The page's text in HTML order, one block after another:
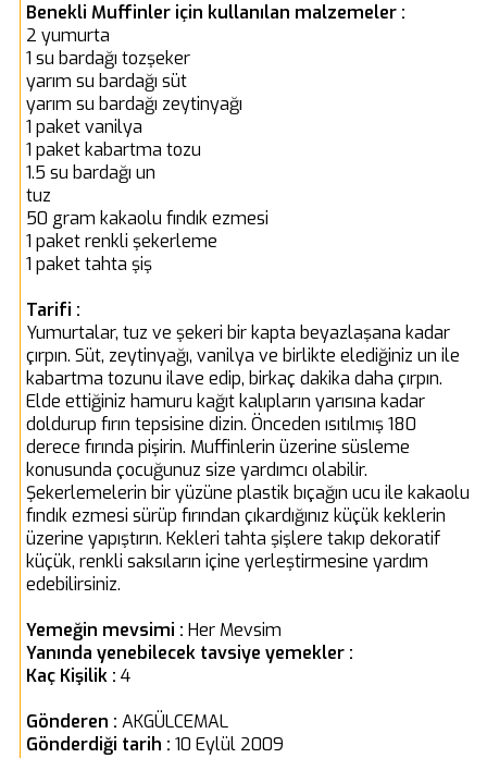
Benekli Muffinler için kullanılan malzemeler :
2 yumurta
1 su bardağı tozşeker
yarım su bardağı süt
yarım su bardağı zeytinyağı
1 paket vanilya
1 paket kabartma tozu
1.5 su bardağı un
tuz
50 gram kakaolu fındık ezmesi
1 paket renkli şekerleme
1 paket tahta şiş
Tarifi :
Yumurtalar, tuz ve şekeri bir kapta beyazlaşana kadar
çırpın. Süt, zeytinyağı, vanilya ve birlikte elediğiniz un ile
kabartma tozunu ilave edip, birkaç dakika daha çırpın.
Elde ettiğiniz hamuru kağıt kalıpların yarısına kadar
doldurup fırın tepsisine dizin. Önceden ısıtılmış 180
derece fırında pişirin. Muffinlerin üzerine süsleme
konusunda çocuğunuz size yardımcı olabilir.
Şekerlemelerin bir yüzüne plastik bıçağın ucu ile kakaolu
fındık ezmesi sürüp fırından çıkardığınız küçük keklerin
üzerine yapıştırın. Kekleri tahta şişlere takıp dekoratif
küçük, renkli saksıların içine yerleştirmesine yardım
edebilirsiniz.
Yemeğin mevsimi : Her Mevsim
Yanında yenebilecek tavsiye yemekler :
Kaç Kişilik : 4
Gönderen : AKGÜLCEMAL
Gönderdiği tarih : 10 Eylül 2009